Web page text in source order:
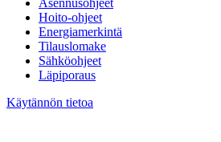
Hoito-ohjeet
Energiamerkintä
Tilauslomake
Sähköohjeet
Läpiporaus
Käytännön tietoa